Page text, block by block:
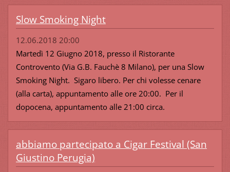
Slow Smoking Night
12.06.2018 20:00
Martedì 12 Giugno 2018, presso il Ristorante
Controvento (Via G.B. Fauchè 8 Milano), per una Slow
Smoking Night. Sigaro libero. Per chi volesse cenare
(alla carta), appuntamento alle ore 20:00. Per il
dopocena, appuntamento alle 21:00 circa.
abbiamo partecipato a Cigar Festival (San
Giustino Perugia)